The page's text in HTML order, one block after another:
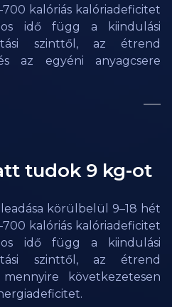
kalóriás kalóriadeficitet
idő függ a kiindulási
szinttől, az étrend
az egyéni anyagcsere
tudok 9 kg-ot
körülbelül 9–18 hét
kalóriás kalóriadeficitet
idő függ a kiindulási
szinttől, az étrend
következetesen